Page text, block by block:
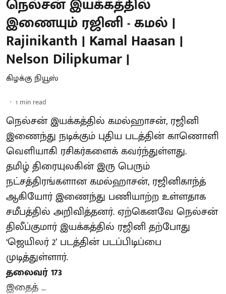
நெல்சன் இயக்கத்தில்
இணையும் ரஜினி - கமல் |
Rajinikanth | Kamal Haasan |
Nelson Dilipkumar |
கிழக்கு நியூஸ்
1 min read
நெல்சன் இயக்கத்தில் கமல்ஹாசன், ரஜினி
இணைந்து நடிக்கும் புதிய படத்தின் காணொளி
வெளியாகி ரசிகர்களைக் கவர்ந்துள்ளது.
தமிழ் திரையுலகின் இரு பெரும்
நட்சத்திரங்களான கமல்ஹாசன், ரஜினிகாந்த்
ஆகியோர் இணைந்து பணியாற்ற உள்ளதாக
சமீபத்தில் அறிவித்தனர். ஏற்கெனவே நெல்சன்
திலீப்குமார் இயக்கத்தில் ரஜினி தற்போது
‘ஜெயிலர் 2’ படத்தின் படப்பிடிப்பை
முடித்துள்ளார்.
தலைவர் 173
இதைத் ...